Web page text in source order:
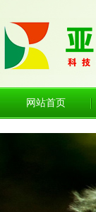
网站首页